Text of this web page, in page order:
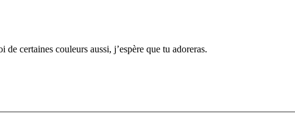
certaines couleurs aussi, j’espère que tu adoreras.